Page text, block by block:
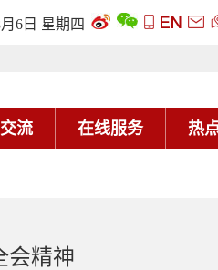
6日 星期四
流 在线服务 热
会精神